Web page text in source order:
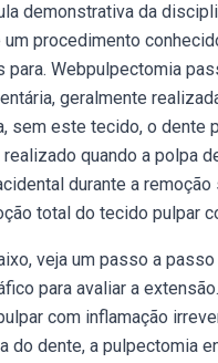
demonstrativa da
um procedimento
para. Webpulpectomia
geralmente
sem este tecido, o dente
realizado quando a polpa
durante a
total do tecido pulpar
veja um passo a
para avaliar a
com inflamação
do dente, a pulpectomia